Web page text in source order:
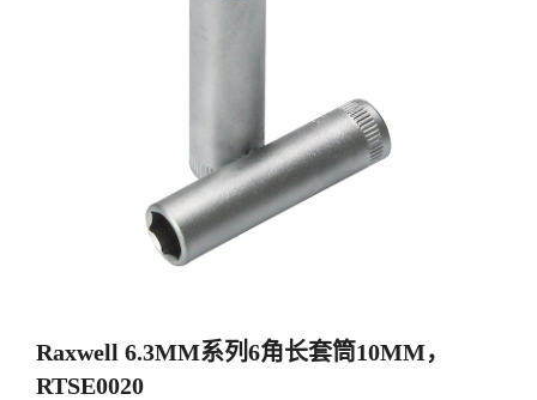
Raxwell 6.3MM系列6角长套筒10MM，
RTSE0020